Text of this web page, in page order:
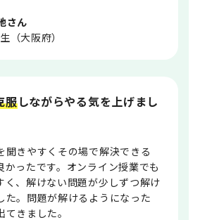
さん
（大阪府）
服しながらやる気を上げまし
聞きやすくその場で解決できる
かったです。オンライン授業でも
く、解けない問題が少しずつ解け
た。問題が解けるようになった
てきました。